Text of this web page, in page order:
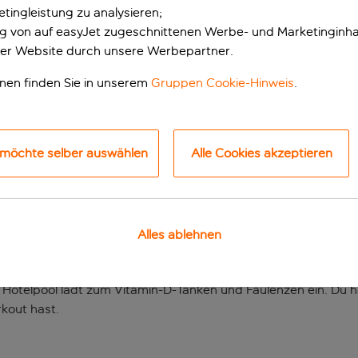
wohin man
perfekten Sizilienurlaub brauchst. Am Rande des
und das tiefblaue Wasser des Mittelmeers.
lädt zum Vitamin-D-Tanken und Faulenzen ein. Du
hast.
zu analysieren;
von auf easyJet zugeschnittenen Werbe- und
Website durch unsere Werbepartner.
finden Sie in unserem Gruppen Cookie-Hinweis
selber auswählen Alle Cookies akzeptieren
Alles ablehnen